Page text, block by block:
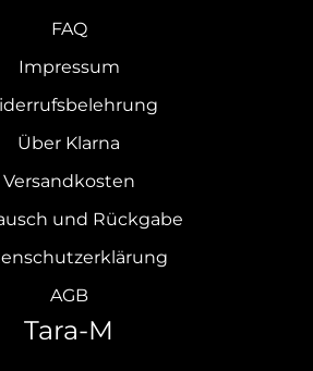
FAQ
Impressum
Über Klarna
Versandkosten
und Rückgabe
AGB
Tara-M